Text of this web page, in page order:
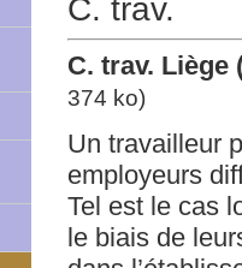
C. trav.
C. trav. Liège
374 ko)
Un travailleur
employeurs
Tel est le cas
le biais de